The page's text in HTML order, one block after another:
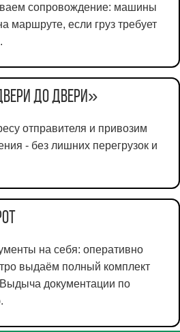
сопровождение: машины
маршруте, если груз требует
до двери»
отправителя и привозим
- без лишних перегрузок и
на себя: оперативно
выдаём полный комплект
документации по